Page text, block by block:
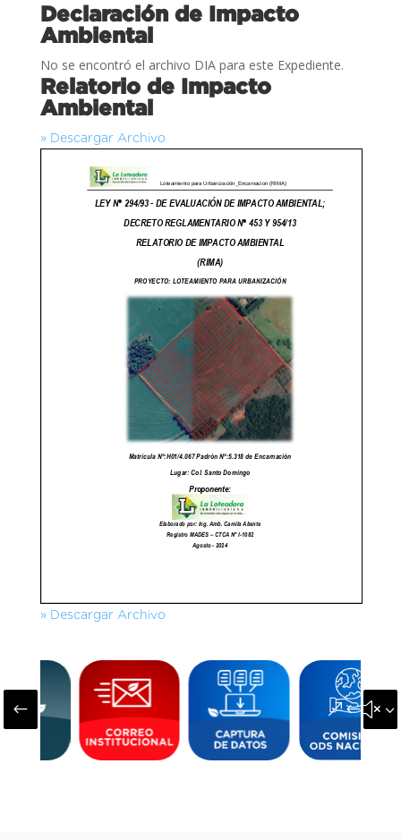
Declaración de Impacto
Ambiental
No se encontró el archivo DIA para este Expediente.
Relatorio de Impacto
Ambiental
» Descargar Archivo
» Descargar Archivo
#